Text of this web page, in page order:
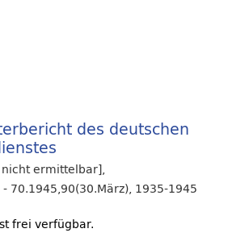
frei verfügbar.
des deutschen
ermittelbar],
70.1945,90(30.März), 1935-1945